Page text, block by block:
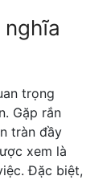
trọng
Gặp rắn
tràn đầy
xem là
Đặc biệt,